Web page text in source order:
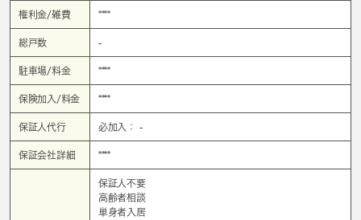
権利金/雑費 ****
総戸数 -
駐車場/料金 ****
保険加入/料金 ****
保証人代行 必加入： -
保証会社詳細 ****
保証人不要
高齢者相談
単身者入居